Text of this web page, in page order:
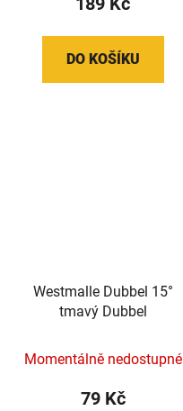
DO KOŠÍKU
Westmalle Dubbel 15°
tmavý Dubbel
Momentálně nedostupné
79 Kč